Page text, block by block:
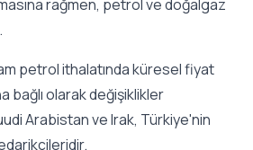
rağmen, petrol ve doğalgaz
petrol ithalatında küresel fiyat
bağlı olarak değişiklikler
Arabistan ve Irak, Türkiye'nin